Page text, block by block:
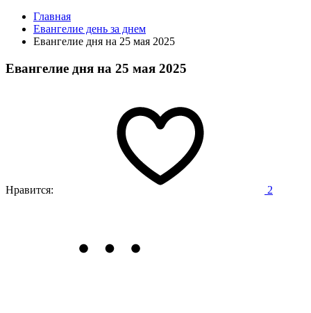
Главная
Евангелие день за днем
Евангелие дня на 25 мая 2025
Евангелие дня на 25 мая 2025
Нравится: 2